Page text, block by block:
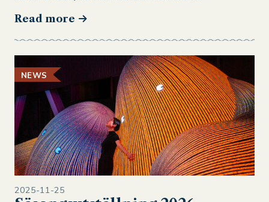
Read more
NEWS
2025-11-25